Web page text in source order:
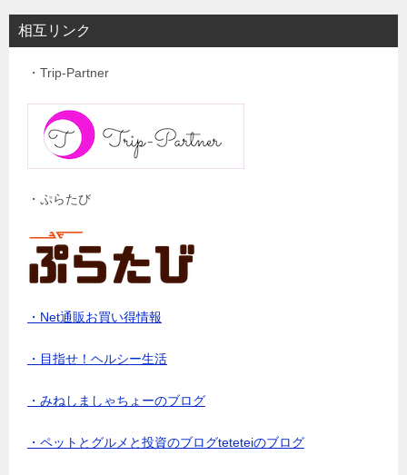
相互リンク
・Trip-Partner
・ぷらたび
・Net通販お買い得情報
・目指せ！ヘルシー生活
・みねしましゃちょーのブログ
・ペットとグルメと投資のブログteteteiのブログ